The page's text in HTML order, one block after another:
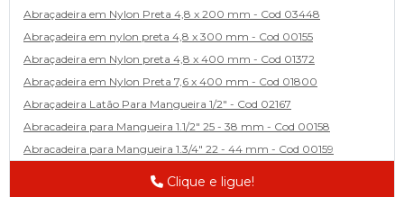
Abraçadeira em Nylon Preta 4,8 x 200 mm - Cod 03448
Abraçadeira em nylon preta 4,8 x 300 mm - Cod 00155
Abraçadeira em Nylon preta 4,8 x 400 mm - Cod 01372
Abraçadeira em Nylon Preta 7,6 x 400 mm - Cod 01800
Abraçadeira Latão Para Mangueira 1/2" - Cod 02167
Abracadeira para Mangueira 1.1/2" 25 - 38 mm - Cod 00158
Abracadeira para Mangueira 1.3/4" 22 - 44 mm - Cod 00159
Abracadeira para Mangueira 1/2' 14 - 22 - Cod 02585
Clique e ligue!